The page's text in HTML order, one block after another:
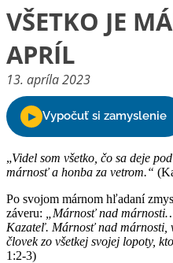
VŠETKO JE
APRÍL
13. apríla 2023
„Videl som všetko, čo sa deje
márnosť a honba za vetrom.“
Po svojom márnom hľadaní
záveru:
„Márnosť nad
Kazateľ. Márnosť nad márnosti,
človek zo všetkej svojej lopoty,
1:2-3)